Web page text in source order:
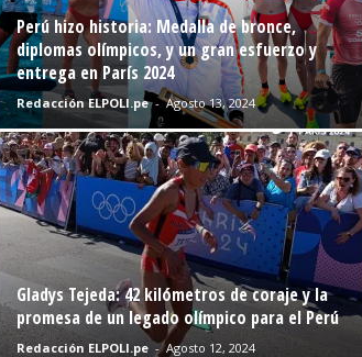
Perú hizo historia: Medalla de bronce,
diplomas olímpicos, y un gran esfuerzo y
entrega en París 2024
Redacción ELPOLI.pe - Agosto 13, 2024
Gladys Tejeda: 42 kilómetros de coraje y la
promesa de un legado olímpico para el Perú
Redacción ELPOLI.pe - Agosto 12, 2024